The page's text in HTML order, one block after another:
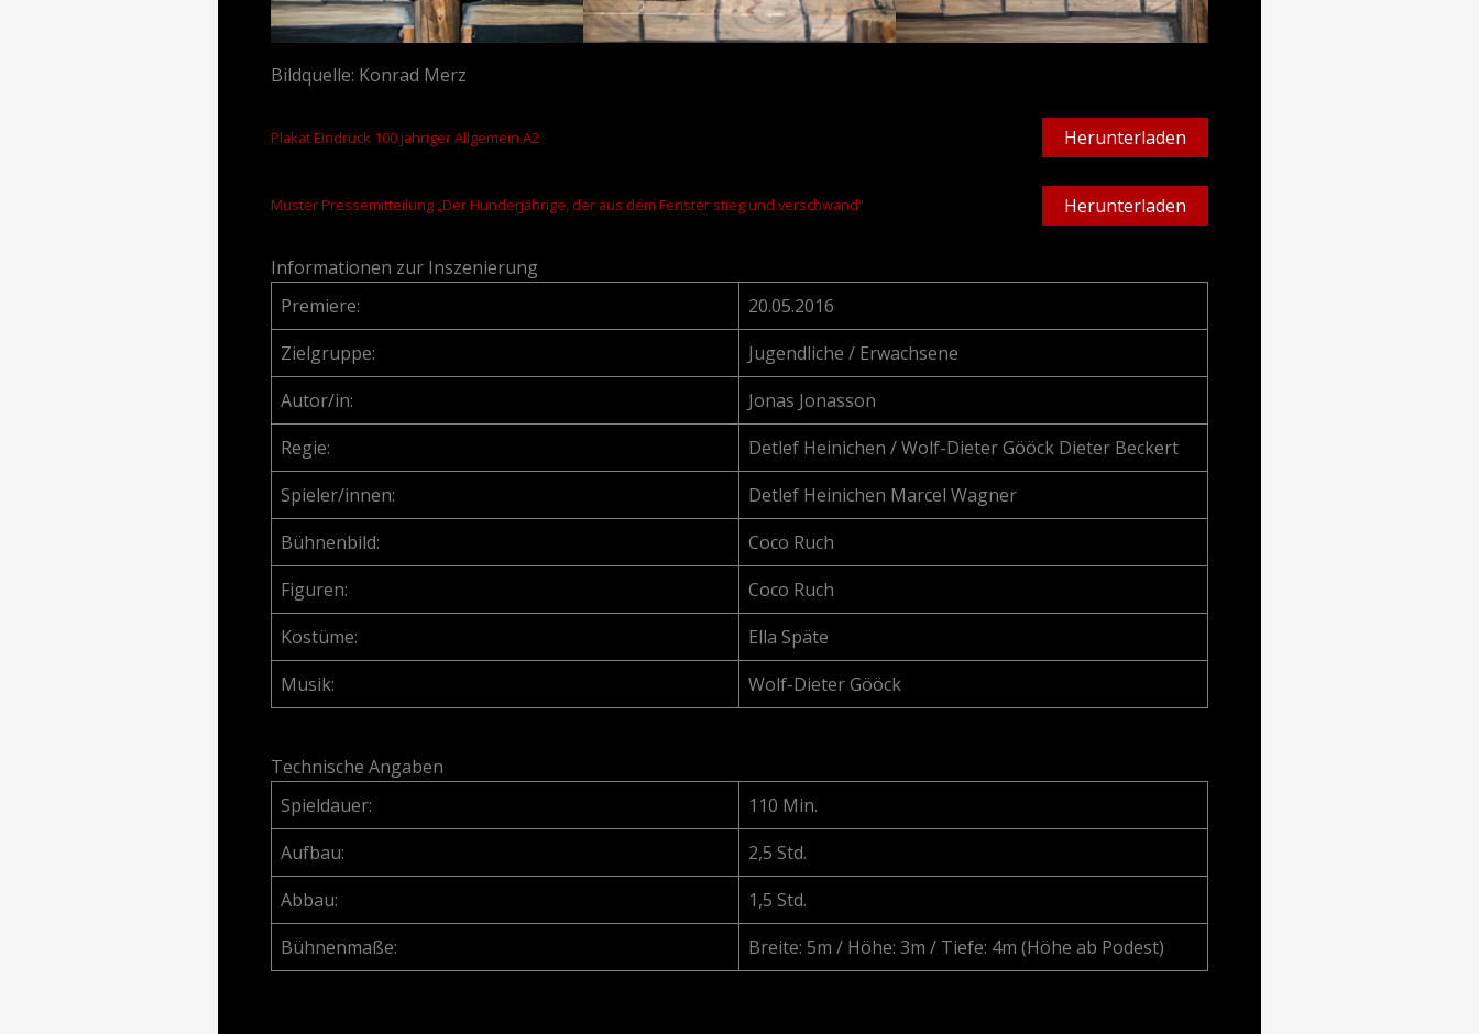
Bildquelle: Konrad Merz
Plakat Eindruck 100 jähriger Allgemein A2 Herunterladen
Muster Pressemitteilung „Der Hunderjährige, der aus dem Fenster stieg und verschwand“ Herunterladen
Informationen zur Inszenierung
Premiere:
20.05.2016
Zielgruppe:
Jugendliche / Erwachsene
Autor/in:
Jonas Jonasson
Regie:
Detlef Heinichen / Wolf-Dieter Gööck Dieter Beckert
Spieler/innen:
Detlef Heinichen Marcel Wagner
Bühnenbild:
Coco Ruch
Figuren:
Coco Ruch
Kostüme:
Ella Späte
Musik:
Wolf-Dieter Gööck
Technische Angaben
Spieldauer:
110 Min.
Aufbau:
2,5 Std.
Abbau:
1,5 Std.
Bühnenmaße:
Breite: 5m / Höhe: 3m / Tiefe: 4m (Höhe ab Podest)